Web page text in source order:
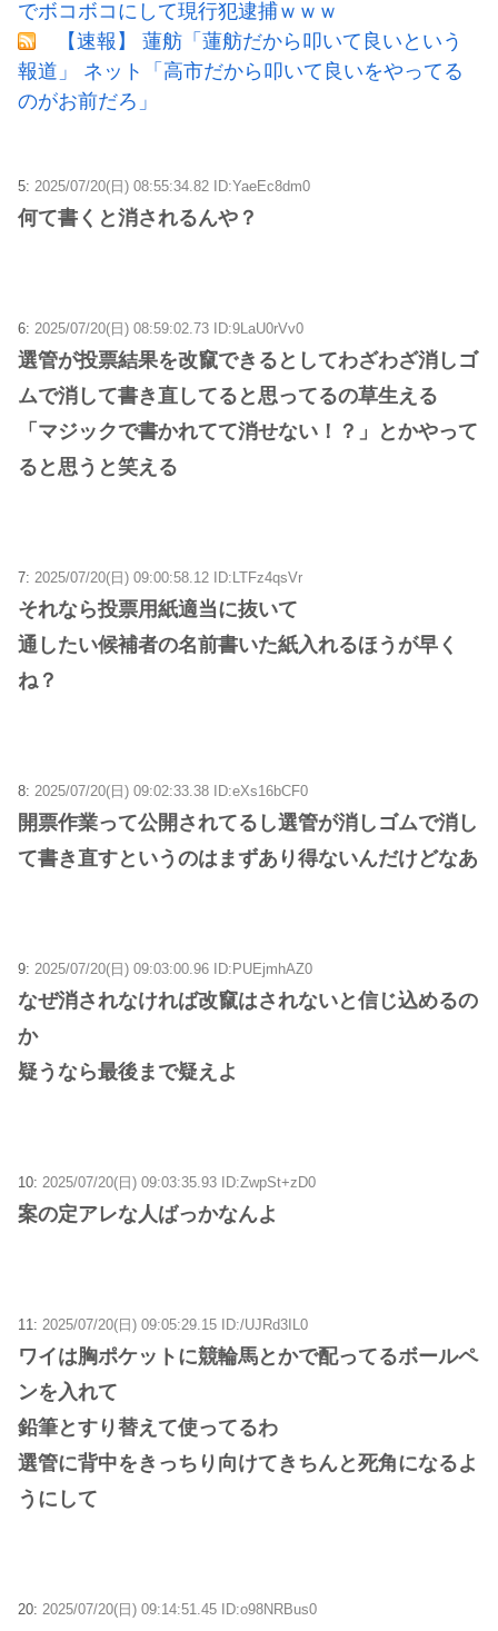
でボコボコにして現行犯逮捕ｗｗｗ
【速報】 蓮舫「蓮舫だから叩いて良いという
報道」 ネット「高市だから叩いて良いをやってる
のがお前だろ」
5: 2025/07/20(日) 08:55:34.82 ID:YaeEc8dm0
何て書くと消されるんや？
6: 2025/07/20(日) 08:59:02.73 ID:9LaU0rVv0
選管が投票結果を改竄できるとしてわざわざ消しゴ
ムで消して書き直してると思ってるの草生える
「マジックで書かれてて消せない！？」とかやって
ると思うと笑える
7: 2025/07/20(日) 09:00:58.12 ID:LTFz4qsVr
それなら投票用紙適当に抜いて
通したい候補者の名前書いた紙入れるほうが早く
ね？
8: 2025/07/20(日) 09:02:33.38 ID:eXs16bCF0
開票作業って公開されてるし選管が消しゴムで消し
て書き直すというのはまずあり得ないんだけどなあ
9: 2025/07/20(日) 09:03:00.96 ID:PUEjmhAZ0
なぜ消されなければ改竄はされないと信じ込めるの
か
疑うなら最後まで疑えよ
10: 2025/07/20(日) 09:03:35.93 ID:ZwpSt+zD0
案の定アレな人ばっかなんよ
11: 2025/07/20(日) 09:05:29.15 ID:/UJRd3IL0
ワイは胸ポケットに競輪馬とかで配ってるボールペ
ンを入れて
鉛筆とすり替えて使ってるわ
選管に背中をきっちり向けてきちんと死角になるよ
うにして
20: 2025/07/20(日) 09:14:51.45 ID:o98NRBus0